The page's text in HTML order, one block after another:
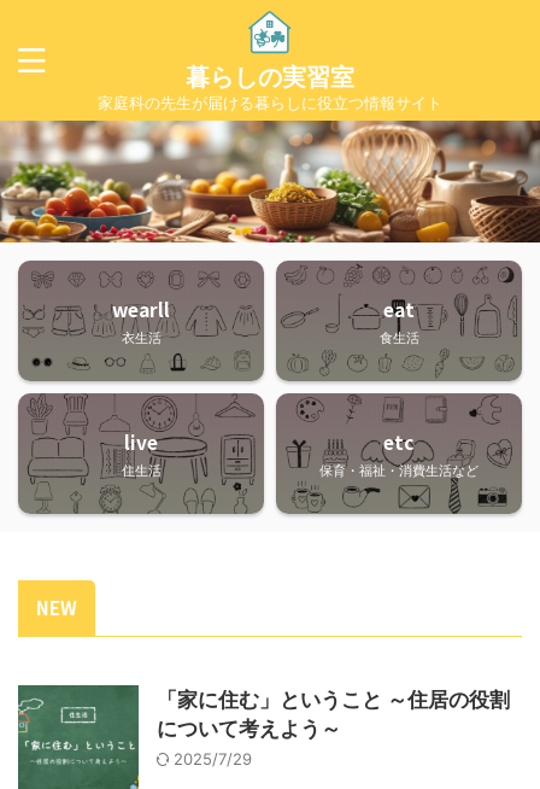
暮らしの実習室
家庭科の先生が届ける暮らしに役立つ情報サイト
wearll
衣生活
eat
食生活
live
住生活
etc
保育・福祉・消費生活など
NEW
「家に住む」ということ ～住居の役割
について考えよう～
2025/7/29